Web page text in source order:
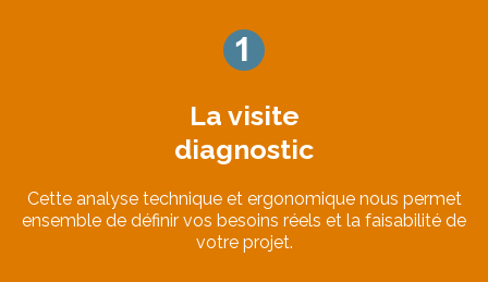
La visite
diagnostic
Cette analyse technique et ergonomique nous permet
ensemble de définir vos besoins réels et la faisabilité de
votre projet.